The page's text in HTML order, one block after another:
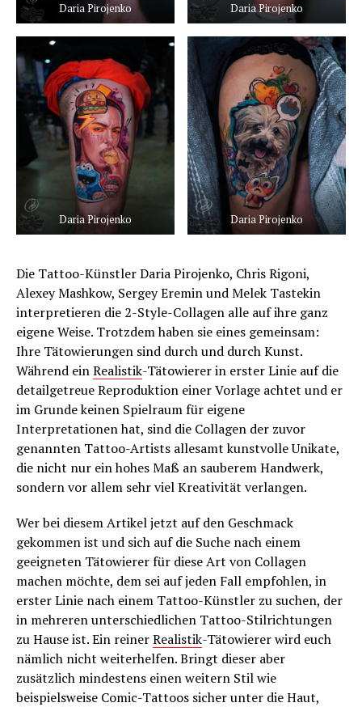
Daria Pirojenko Daria Pirojenko
Daria Pirojenko Daria Pirojenko
Die Tattoo-Künstler Daria Pirojenko, Chris Rigoni,
Alexey Mashkow, Sergey Eremin und Melek Tastekin
interpretieren die 2-Style-Collagen alle auf ihre ganz
eigene Weise. Trotzdem haben sie eines gemeinsam:
Ihre Tätowierungen sind durch und durch Kunst.
Während einRealistik-Tätowierer in erster Linie auf die
detailgetreue Reproduktion einer Vorlage achtet und er
im Grunde keinen Spielraum für eigene
Interpretationen hat, sind die Collagen der zuvor
genannten Tattoo-Artists allesamt kunstvolle Unikate,
die nicht nur ein hohes Maß an sauberem Handwerk,
sondern vor allem sehr viel Kreativität verlangen.
Wer bei diesem Artikel jetzt auf den Geschmack
gekommen ist und sich auf die Suche nach einem
geeigneten Tätowierer für diese Art von Collagen
machen möchte, dem sei auf jeden Fall empfohlen, in
erster Linie nach einem Tattoo-Künstler zu suchen, der
in mehreren unterschiedlichen Tattoo-Stilrichtungen
zu Hause ist. Ein reinerRealistik-Tätowierer wird euch
nämlich nicht weiterhelfen. Bringt dieser aber
zusätzlich mindestens einen weitern Stil wie
beispielsweise Comic-Tattoos sicher unter die Haut,